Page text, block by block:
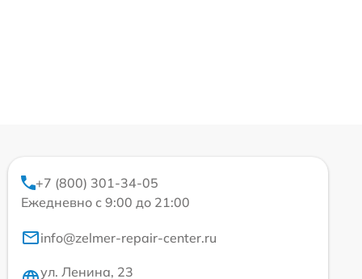
+7 (800) 301-34-05
Ежедневно с 9:00 до 21:00
info@zelmer-repair-center.ru
ул. Ленина, 23